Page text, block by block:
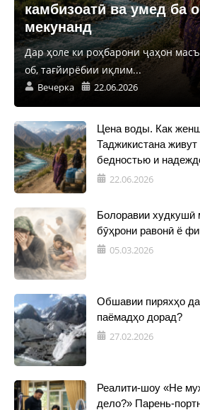
камбизоатӣ ва умед ба
мекунанд
Дар ҳоле ки роҳбарони ҷаҳон
об, тағйирёбии иқлим...
Вечерка 22.06.2026
Цена воды. Как
Таджикистана
бедностью и
22.06.2026
Болоравии худкушӣ
бӯҳрони равонӣ ё
05.03.2026
Обшавии пиряхҳо
паёмадҳо дорад?
27.02.2026
Реалити-шоу «Не
дело?» Парень-